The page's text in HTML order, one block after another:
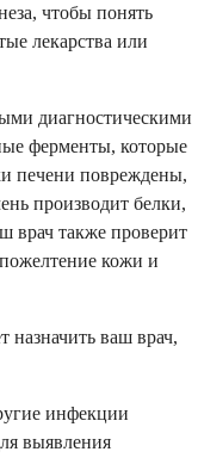
чтобы понять
лекарства или
диагностическими
ферменты, которые
печени повреждены,
производит белки,
врач также проверит
кожи и
назначить ваш врач,
инфекции
выявления